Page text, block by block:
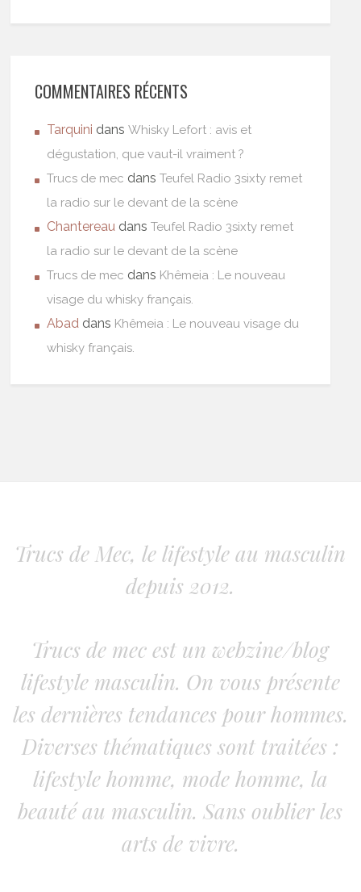
COMMENTAIRES RÉCENTS
Tarquini dansWhisky Lefort : avis et
dégustation, que vaut-il vraiment ?
Trucs de mec dansTeufel Radio 3sixty remet
la radio sur le devant de la scène
Chantereau dansTeufel Radio 3sixty remet
la radio sur le devant de la scène
Trucs de mec dans Khêmeia : Le nouveau
visage du whisky français.
Abad dans Khêmeia : Le nouveau visage du
whisky français.
Trucs de Mec, le lifestyle au masculin
depuis 2012.
Trucs de mec est un webzine/blog
lifestyle masculin. On vous présente
les dernières tendances pour hommes.
Diverses thématiques sont traitées :
lifestyle homme, mode homme, la
beauté au masculin. Sans oublier les
arts de vivre.